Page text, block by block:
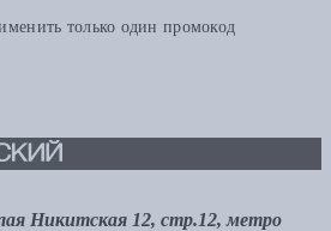
только один промокод
Никитская 12, стр.12, метро